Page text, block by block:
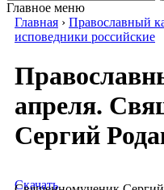
Главное меню
Главная › Православный
исповедники российские
апреля.
Сергий
Скачать